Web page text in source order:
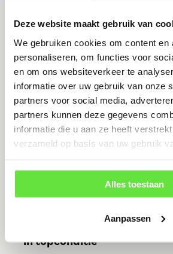
Deze website maakt gebruik van
We gebruiken cookies om content en
personaliseren, om functies voor
en om ons websiteverkeer te
informatie over uw gebruik van onze
partners voor social media,
partners kunnen deze gegevens
informatie die u aan ze heeft
verzameld op basis van uw gebruik
Alles toestaan
Aanpassen
Zo houdt u uw draaipoort
in topconditie